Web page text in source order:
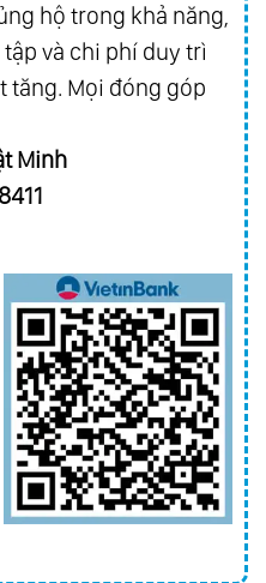
hộ trong khả năng,
và chi phí duy trì
tăng. Mọi đóng góp
Minh